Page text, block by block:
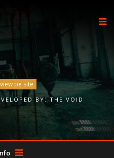
pe site
BY:THE VOID